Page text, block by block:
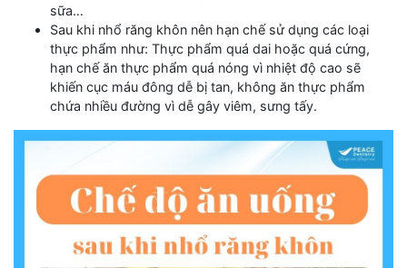
sữa…
Sau khi nhổ răng khôn nên hạn chế sử dụng các loại
thực phẩm như: Thực phẩm quá dai hoặc quá cứng,
hạn chế ăn thực phẩm quá nóng vì nhiệt độ cao sẽ
khiến cục máu đông dễ bị tan, không ăn thực phẩm
chứa nhiều đường vì dễ gây viêm, sưng tấy.